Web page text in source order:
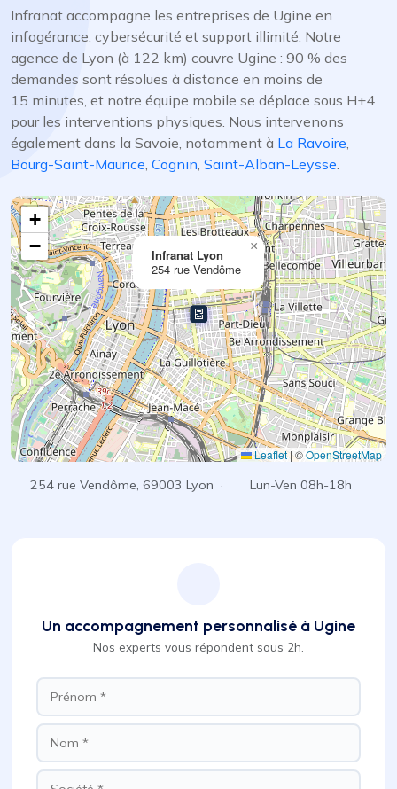
Infranat accompagne les entreprises de Ugine en
infogérance, cybersécurité et support illimité. Notre
agence de Lyon (à 122 km) couvre Ugine : 90 % des
demandes sont résolues à distance en moins de
15 minutes, et notre équipe mobile se déplace sous H+4
pour les interventions physiques. Nous intervenons
également dans la Savoie, notamment à La Ravoire,
Bourg-Saint-Maurice, Cognin, Saint-Alban-Leysse.
Infranat Lyon
254 rue Vendôme
×
+
−
Leaflet|©OpenStreetMap
254 rue Vendôme, 69003 Lyon · Lun-Ven 08h-18h
Un accompagnement personnalisé à Ugine
Nos experts vous répondent sous 2h.